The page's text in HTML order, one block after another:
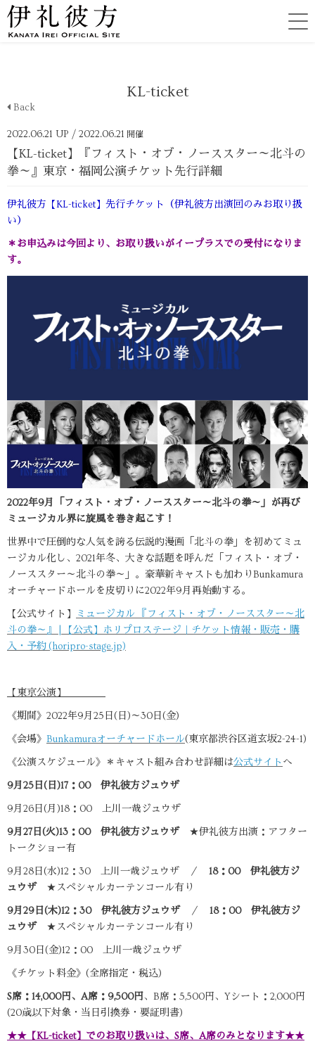
KL-ticket
Back
2022.06.21 UP / 2022.06.21 開催
【KL-ticket】『フィスト・オブ・ノーススター～北斗の
拳～』東京・福岡公演チケット先行詳細
伊礼彼方【KL-ticket】先行チケット（伊礼彼方出演回のみお取り扱
い）
＊お申込みは今回より、お取り扱いがイープラスでの受付になりま
す。
2022年9月「フィスト・オブ・ノーススター～北斗の拳～」が再び
ミュージカル界に旋風を巻き起こす！
世界中で圧倒的な人気を誇る伝説的漫画「北斗の拳」を初めてミュ
ージカル化し、2021年冬、大きな話題を呼んだ「フィスト・オブ・
ノーススター～北斗の拳～」。豪華新キャストも加わりBunkamura
オーチャードホールを皮切りに2022年9月再始動する。
【公式サイト】
ミュージカル 『フィスト・オブ・ノーススター～北
斗の拳～』 | 【公式】ホリプロステージ｜チケット情報・販売・購
入・予約 (horipro-stage.jp)
【東京公演】
《期間》2022年9月25日(日)～30日(金)
《会場》 Bunkamuraオーチャードホール(東京都渋谷区道玄坂2-24-1)
《公演スケジュール》＊キャスト組み合わせ詳細は公式サイト へ
9月25日(日)17：00 伊礼彼方ジュウザ
9月26日(月)18：00 上川一哉ジュウザ
9月27日(火)13：00 伊礼彼方ジュウザ ★伊礼彼方出演：アフター
トークショー有
9月28日(水)12：30 上川一哉ジュウザ ／ 18：00 伊礼彼方ジ
ュウザ ★スペシャルカーテンコール有り
9月29日(木)12：30 伊礼彼方ジュウザ ／ 18：00 伊礼彼方ジ
ュウザ ★スペシャルカーテンコール有り
9月30日(金)12：00 上川一哉ジュウザ
《チケット料金》(全席指定・税込)
S席：14,000円、A席：9,500円 、B席：5,500円、Yシート：2,000円
(20歳以下対象・当日引換券・要証明書)
★★【KL-ticket】でのお取り扱いは、S席、A席のみとなります★★